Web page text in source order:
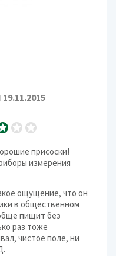
есть
-20 - 50 °C
присоски!
измерения
ощущение, что он
в общественном
пищит без
раз тоже
чистое поле, ни